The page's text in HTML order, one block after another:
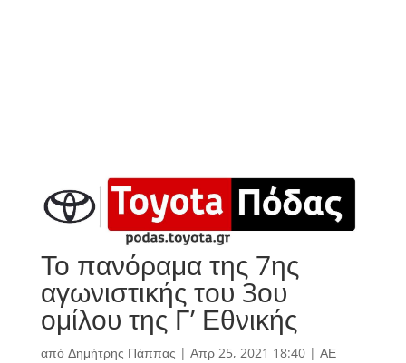
Το πανόραμα της 7ης
αγωνιστικής του 3ου
ομίλου της Γ’ Εθνικής
από Δημήτρης Πάππας | Απρ 25, 2021 18:40| ΑΕ